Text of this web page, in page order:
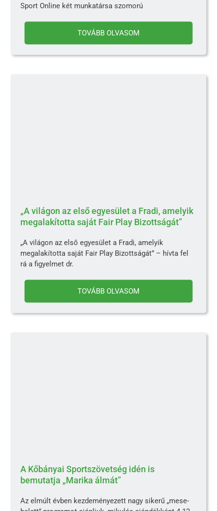
Sport Online két munkatársa szomorú
TOVÁBB OLVASOM
„A világon az első egyesület a Fradi, amelyik
megalakította saját Fair Play Bizottságát”
„A világon az első egyesület a Fradi, amelyik
megalakította saját Fair Play Bizottságát” – hívta fel
rá a figyelmet dr.
TOVÁBB OLVASOM
A Kőbányai Sportszövetség idén is
bemutatja „Marika álmát”
Az elmúlt évben kezdeményezett nagy sikerű „mese-